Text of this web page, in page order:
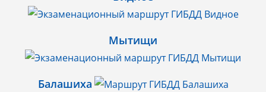
Мытищи
Балашиха